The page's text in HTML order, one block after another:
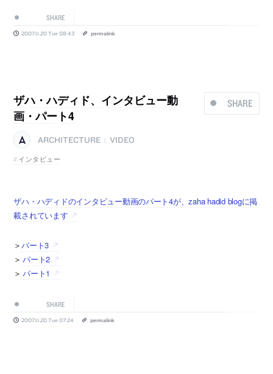
SHARE
2007.11.20 Tue 08:43 permalink
SHARE
ザハ・ハディド、インタビュー動
画・パート4
ARCHITECTURE
VIDEO
インタビュー
ザハ・ハディドのインタビュー動画のパート4が、zaha hadid blogに掲
載されています
＞パート3
＞ パート2
＞ パート1
SHARE
2007.11.20 Tue 07:24 permalink